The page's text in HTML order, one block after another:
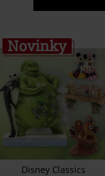
Novinky
Disney Classics